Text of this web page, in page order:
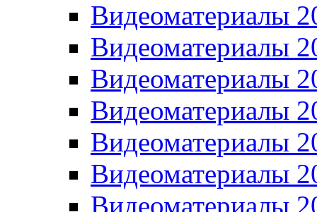
Видеоматериалы
Видеоматериалы
Видеоматериалы
Видеоматериалы
Видеоматериалы
Видеоматериалы
Видеоматериалы